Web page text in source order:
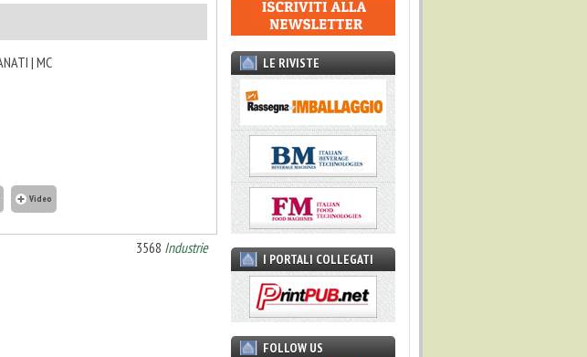
| MC
Video
3568 Industrie
LE RIVISTE
I PORTALI COLLEGATI
FOLLOW US